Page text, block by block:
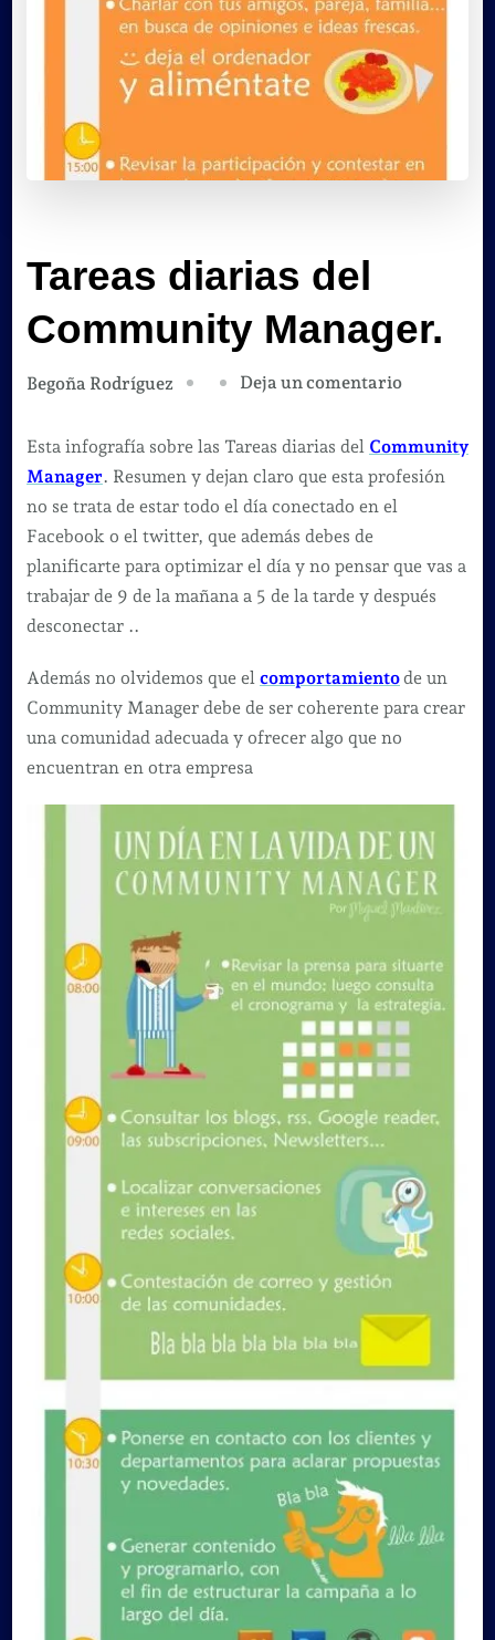
Tareas diarias del
Community Manager.
Begoña Rodríguez Deja un comentarioen
diarias
del
Esta infografía sobre las Tareas diarias del Community
Manager. Resumen y dejan claro que esta profesión
no se trata de estar todo el día conectado en el
Facebook o el twitter, que además debes de
planificarte para optimizar el día y no pensar que vas a
trabajar de 9 de la mañana a 5 de la tarde y después
desconectar ..
Además no olvidemos que el comportamientode un
Community Manager debe de ser coherente para crear
una comunidad adecuada y ofrecer algo que no
encuentran en otra empresa